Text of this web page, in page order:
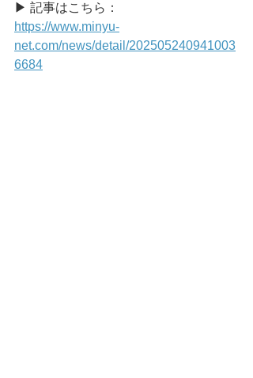
▶ 記事はこちら：
https://www.minyu-
net.com/news/detail/202505240941003
6684